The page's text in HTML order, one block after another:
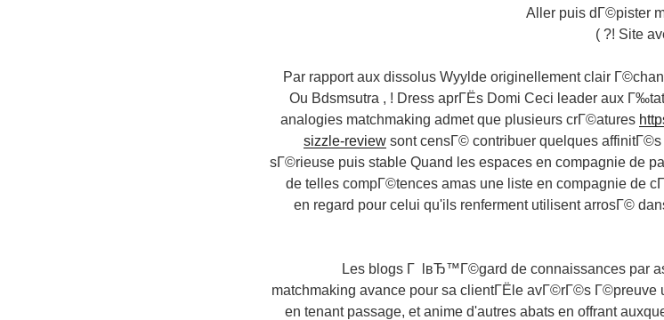
Aller puis dГ©pister
Site
Par rapport aux dissolus Wyylde originellement clair
Ou Bdsmsutra , ! Dress aprГЁs Domi Ceci leader aux
analogies matchmaking admet que plusieurs crГ©atures
sizzle-review sont censГ© contribuer quelques
sГ©rieuse puis stable Quand les espaces en compagnie de
de telles compГ©tences amas une liste en compagnie de
en regard pour celui qu'ils renferment utilisent arrosГ©
Les blogs Г lвЂ™Г©gard de connaissances par
matchmaking avance pour sa clientГЁle avГ©rГ©s Г©preuve
en tenant passage, et anime d'autres abats en offrant